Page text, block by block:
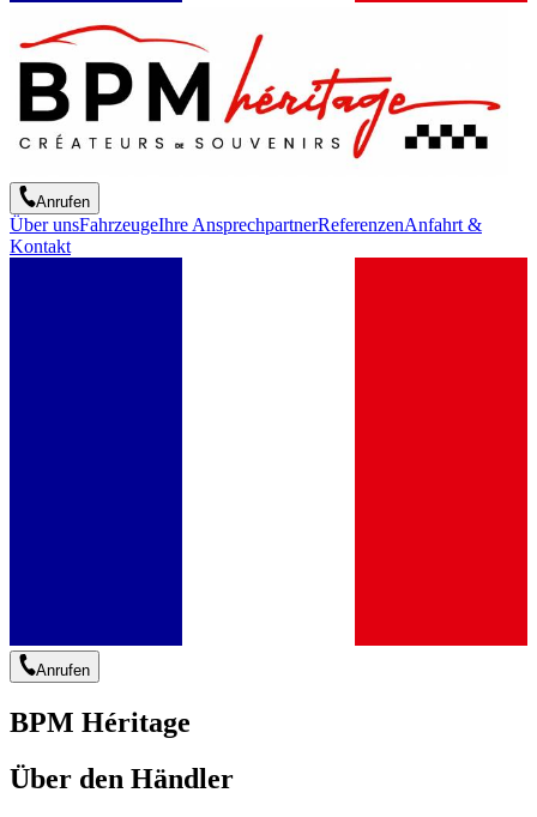
Anrufen
Über unsFahrzeugeIhre AnsprechpartnerReferenzenAnfahrt &
Kontakt
Anrufen
BPM Héritage
Über den Händler